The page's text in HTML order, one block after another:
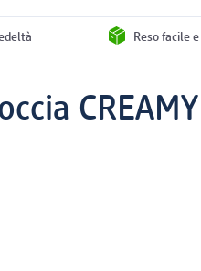
Reso facile